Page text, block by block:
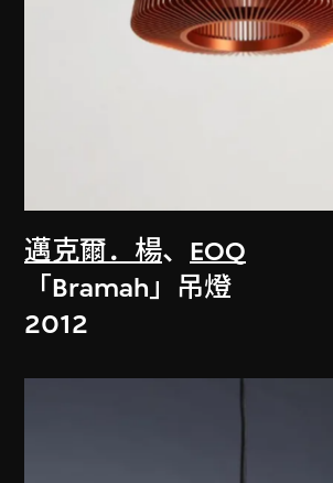
邁克爾．楊、 EOQ
「Bramah」吊燈
2012